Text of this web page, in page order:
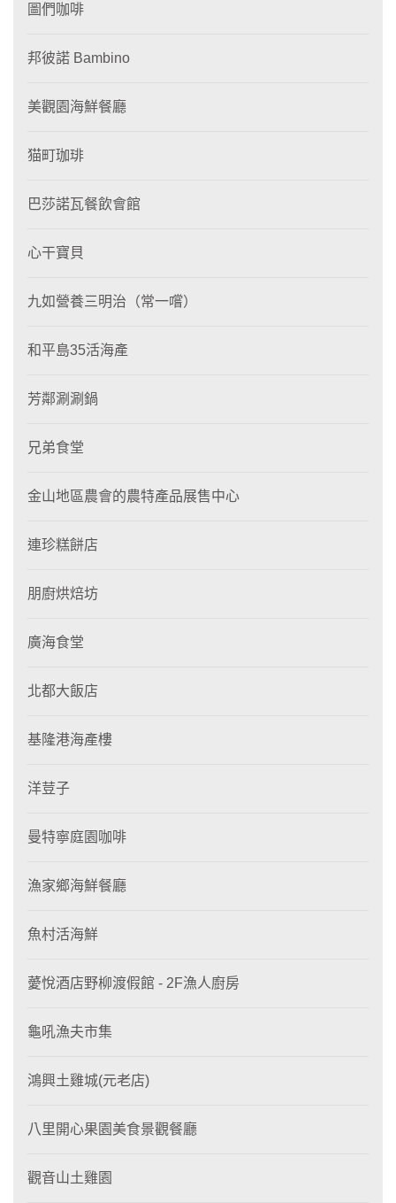
圖們咖啡
邦彼諾 Bambino
美觀園海鮮餐廳
猫町珈琲
巴莎諾瓦餐飲會館
心干寶貝
九如營養三明治（常一嚐）
和平島35活海產
芳鄰涮涮鍋
兄弟食堂
金山地區農會的農特產品展售中心
連珍糕餅店
朋廚烘焙坊
廣海食堂
北都大飯店
基隆港海產樓
洋荳子
曼特寧庭園咖啡
漁家鄉海鮮餐廳
魚村活海鮮
薆悅酒店野柳渡假館 - 2F漁人廚房
龜吼漁夫市集
鴻興土雞城(元老店)
八里開心果園美食景觀餐廳
觀音山土雞園